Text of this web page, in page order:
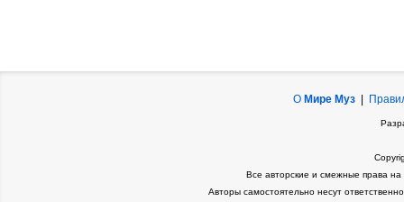
О Мире Муз|
Все авторские и смежные права
Авторы самостоятельно несут